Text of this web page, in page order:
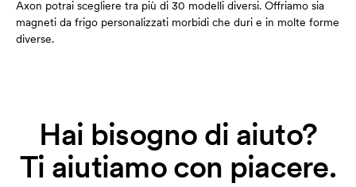
Axon potrai scegliere tra più di 30 modelli diversi. Offriamo sia
magneti da frigo personalizzati morbidi che duri e in molte forme
diverse.
Hai bisogno di aiuto?
Ti aiutiamo con piacere.